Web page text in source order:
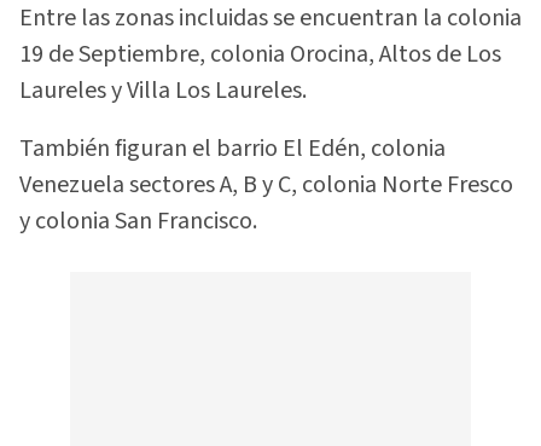
Entre las zonas incluidas se encuentran la colonia
19 de Septiembre, colonia Orocina, Altos de Los
Laureles y Villa Los Laureles.
También figuran el barrio El Edén, colonia
Venezuela sectores A, B y C, colonia Norte Fresco
y colonia San Francisco.